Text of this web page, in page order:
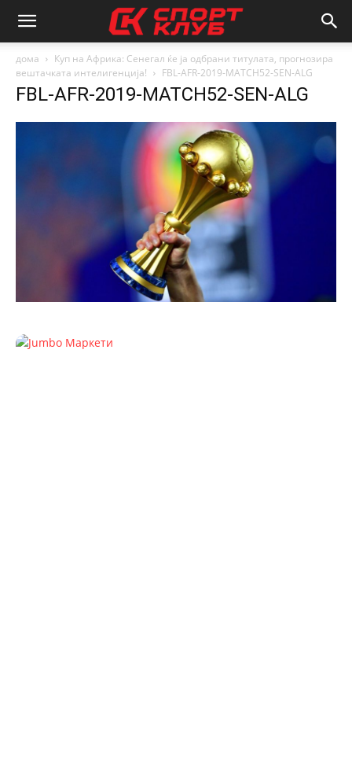
дома
Куп на Африка: Сенегал ќе ја одбрани титулата, прогнозира
вештачката интелигенција!
FBL-AFR-2019-MATCH52-SEN-ALG
FBL-AFR-2019-MATCH52-SEN-ALG